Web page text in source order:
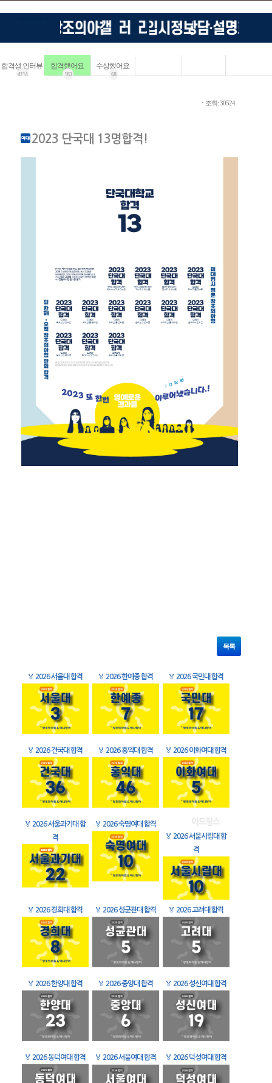
합격생 인터뷰
4114
합격했어요
183
수상했어요
68
ㆍ조회: 30524
2023 단국대 13명합격!
목록
🏅 2026 서울대 합격 🏅 2026 한예종 합격 🏅 2026 국민대 합격
🏅 2026 건국대 합격 🏅 2026 홍익대 합격 🏅 2026 이화여대 합격
🏅 2026 서울과기대 합
격
🏅 2026 숙명여대 합격
🏅 2026 서울시립대 합
격
🏅 2026 경희대 합격 🏅 2026 성균관대 합격 🏅 2026 고려대 합격
🏅 2026 한양대 합격 🏅 2026 중앙대 합격 🏅 2026 성신여대 합격
🏅 2026 동덕여대 합격 🏅 2026 서울여대 합격 🏅 2026 덕성여대 합격